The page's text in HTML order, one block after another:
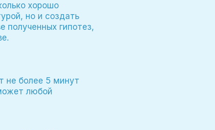
хорошо
но и создать
полученных гипотез,
не более 5 минут
любой